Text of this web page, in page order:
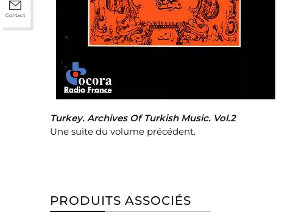
Contact
Turkey. Archives Of Turkish Music. Vol.2
Une suite du volume précédent.
PRODUITS ASSOCIÉS